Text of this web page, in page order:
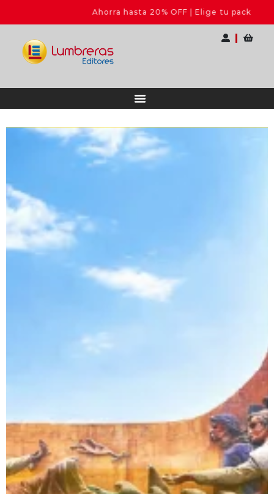
Ahorra hasta 20% OFF | Elige tu pack